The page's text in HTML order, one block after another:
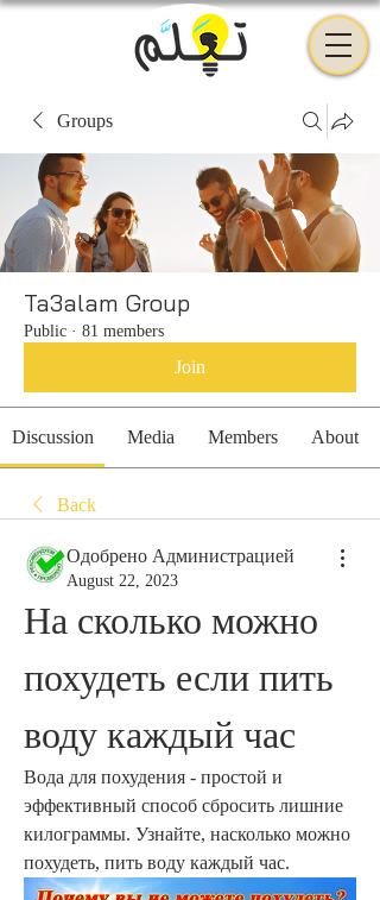
Groups
Ta3alam Group
Public · 81 members
Join
Discussion Media Members About
Back
Одобрено Администрацией
August 22, 2023
На сколько можно
похудеть если пить
воду каждый час
Вода для похудения - простой и
эффективный способ сбросить лишние
килограммы. Узнайте, насколько можно
похудеть, пить воду каждый час.